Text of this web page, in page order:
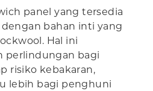
panel yang tersedia
bahan inti yang
Hal ini
perlindungan bagi
risiko kebakaran,
lebih bagi penghuni